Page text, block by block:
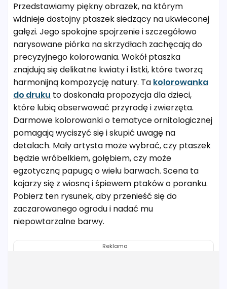
Przedstawiamy piękny obrazek, na którym
widnieje dostojny ptaszek siedzący na ukwieconej
gałęzi. Jego spokojne spojrzenie i szczegółowo
narysowane piórka na skrzydłach zachęcają do
precyzyjnego kolorowania. Wokół ptaszka
znajdują się delikatne kwiaty i listki, które tworzą
harmonijną kompozycję natury. Ta kolorowanka
do druku to doskonała propozycja dla dzieci,
które lubią obserwować przyrodę i zwierzęta.
Darmowe kolorowanki o tematyce ornitologicznej
pomagają wyciszyć się i skupić uwagę na
detalach. Mały artysta może wybrać, czy ptaszek
będzie wróbelkiem, gołębiem, czy może
egzotyczną papugą o wielu barwach. Scena ta
kojarzy się z wiosną i śpiewem ptaków o poranku.
Pobierz ten rysunek, aby przenieść się do
zaczarowanego ogrodu i nadać mu
niepowtarzalne barwy.
Reklama